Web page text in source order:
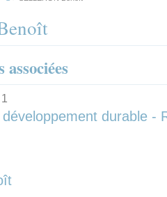
développement durable -